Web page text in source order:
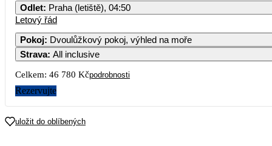
Odlet: Praha (letiště), 04:50
Letový řád
Pokoj: Dvoulůžkový pokoj, výhled na moře
Strava: All inclusive
Celkem: 46 780 Kčpodrobnosti
Rezervujte
uložit do oblíbených